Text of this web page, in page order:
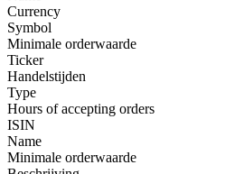
Currency
Symbol
Minimale orderwaarde
Ticker
Handelstijden
Type
Hours of accepting orders
ISIN
Name
Minimale orderwaarde